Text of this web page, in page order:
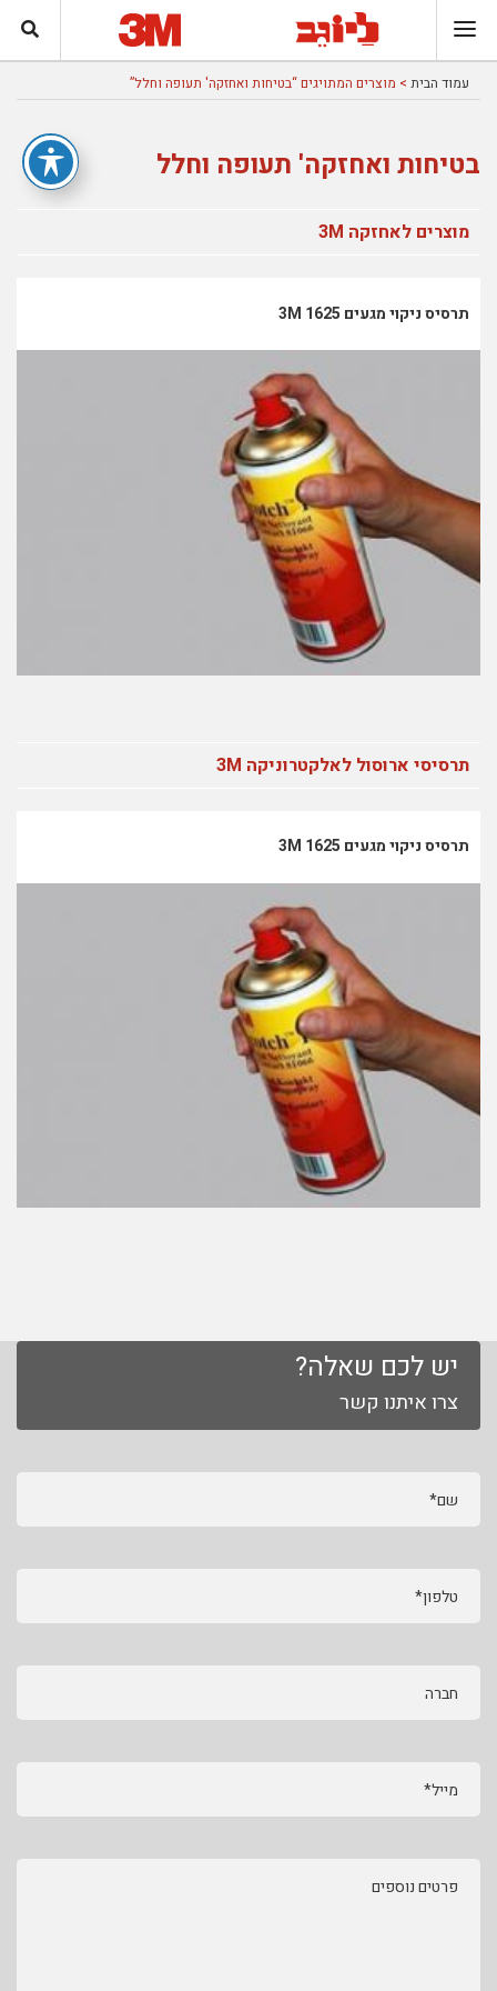
עמוד הבית > מוצרים המתויגים “בטיחות ואחזקה' תעופה וחלל”
בטיחות ואחזקה' תעופה וחלל
מוצרים לאחזקה 3M
תרסיס ניקוי מגעים 1625 3M
תרסיסי ארוסול לאלקטרוניקה 3M
תרסיס ניקוי מגעים 1625 3M
יש לכם שאלה?
צרו איתנו קשר
שם*
טלפון*
חברה
מייל*
פרטים נוספים